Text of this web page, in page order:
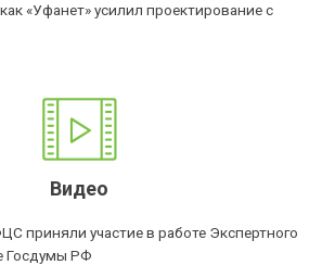
«Уфанет» усилил проектирование с
Видео
приняли участие в работе Экспертного
Госдумы РФ